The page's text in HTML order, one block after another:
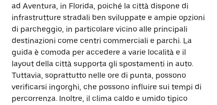
ad Aventura, in Florida, poiché la città dispone di
infrastrutture stradali ben sviluppate e ampie opzioni
di parcheggio, in particolare vicino alle principali
destinazioni come centri commerciali e parchi. La
guida è comoda per accedere a varie località e il
layout della città supporta gli spostamenti in auto.
Tuttavia, soprattutto nelle ore di punta, possono
verificarsi ingorghi, che possono influire sui tempi di
percorrenza. Inoltre, il clima caldo e umido tipico